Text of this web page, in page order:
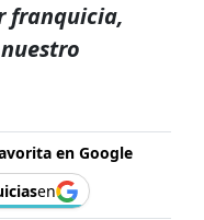
franquicia,
en Google
en